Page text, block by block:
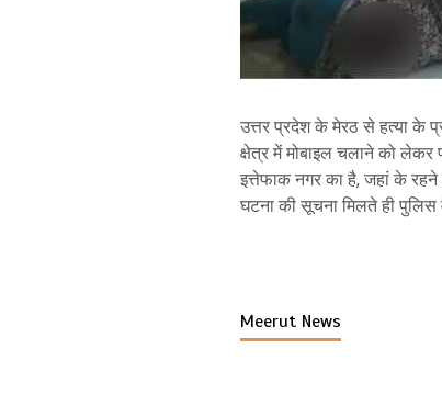
उत्तर प्रदेश के मेरठ से हत्या के
क्षेत्र में मोबाइल चलाने को लेकर
इत्तेफाक नगर का है, जहां के रहने
घटना की सूचना मिलते ही
Meerut News